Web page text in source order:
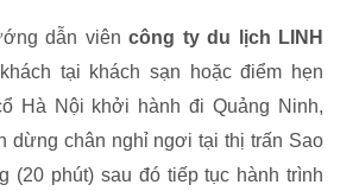
dẫn viên công ty du lịch LINH
tại khách sạn hoặc điểm hẹn
Hà Nội khởi hành đi Quảng Ninh,
dừng chân nghỉ ngơi tại thị trấn Sao
(20 phút) sau đó tiếp tục hành trình